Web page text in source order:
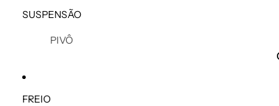
SUSPENSÃO
PIVÔ
FREIO